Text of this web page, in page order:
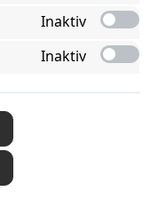
Inaktiv
Inaktiv